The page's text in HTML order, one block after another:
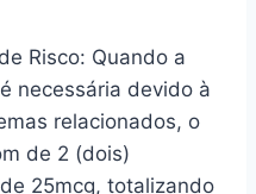
Risco: Quando a
necessária devido à
relacionados, o
de 2 (dois)
25mcg, totalizando